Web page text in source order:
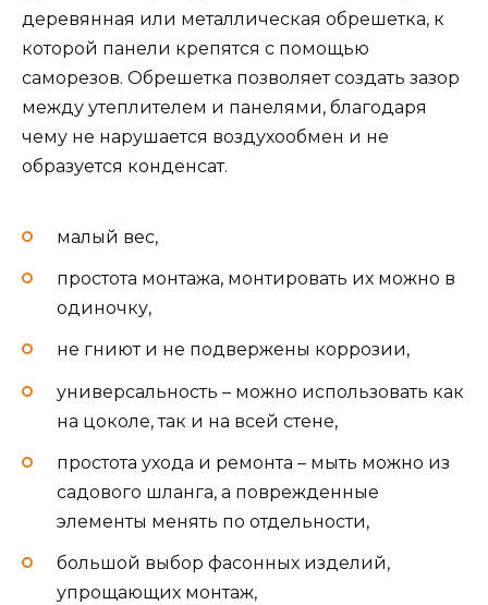
деревянная или металлическая обрешетка, к
которой панели крепятся с помощью
саморезов. Обрешетка позволяет создать зазор
между утеплителем и панелями, благодаря
чему не нарушается воздухообмен и не
образуется конденсат.
малый вес,
простота монтажа, монтировать их можно в
одиночку,
не гниют и не подвержены коррозии,
универсальность – можно использовать как
на цоколе, так и на всей стене,
простота ухода и ремонта – мыть можно из
садового шланга, а поврежденные
элементы менять по отдельности,
большой выбор фасонных изделий,
упрощающих монтаж,